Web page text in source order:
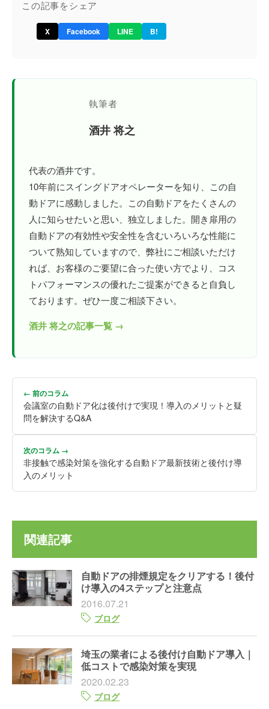
この記事をシェア
X Facebook LINE B!
執筆者
酒井 将之
代表の酒井です。
10年前にスイングドアオペレーターを知り、この自
動ドアに感動しました。この自動ドアをたくさんの
人に知らせたいと思い、独立しました。開き扉用の
自動ドアの有効性や安全性を含むいろいろな性能に
ついて熟知していますので、弊社にご相談いただけ
れば、お客様のご要望に合った使い方でより、コス
トパフォーマンスの優れたご提案ができると自負し
ております。ぜひ一度ご相談下さい。
酒井 将之の記事一覧 →
← 前のコラム
会議室の自動ドア化は後付けで実現！導入のメリットと疑
問を解決するQ&A
次のコラム →
非接触で感染対策を強化する自動ドア最新技術と後付け導
入のメリット
関連記事
自動ドアの排煙規定をクリアする！後付
け導入の4ステップと注意点
2016.07.21
ブログ
埼玉の業者による後付け自動ドア導入｜
低コストで感染対策を実現
2020.02.23
ブログ